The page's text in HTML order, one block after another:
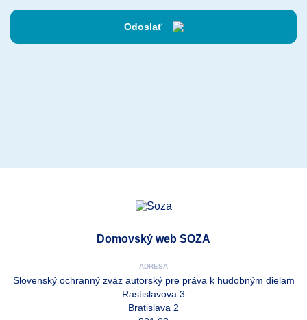
Odoslať
Domovský web SOZA
ADRESA
Slovenský ochranný zväz autorský pre práva k hudobným dielam
Rastislavova 3
Bratislava 2